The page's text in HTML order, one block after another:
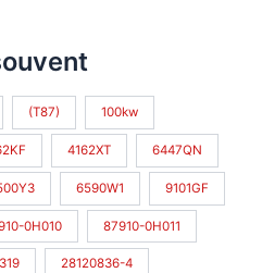
(T87) 100kw
4162XT 6447QN
6590W1 9101GF
0H010 87910-0H011
28120836-4